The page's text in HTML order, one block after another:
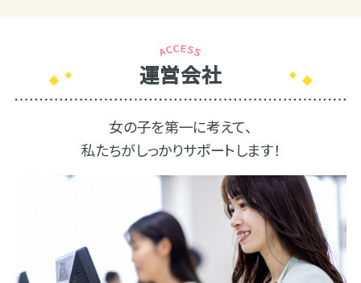
運営会社
女の子を第一に考えて、
私たちがしっかりサポートします！